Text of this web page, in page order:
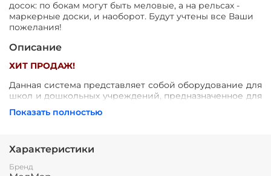
досок: по бокам могут быть меловые, а на рельсах -
маркерные доски, и наоборот. Будут учтены все Ваши
пожелания!
Описание
ХИТ ПРОДАЖ!
Данная система представляет собой оборудование для
школ и дошкольных учреждений, предназначенное для
экономии ученического пространства и удобства
преподавателей.
писания мелом, либо маркером), две из которых
закрывая интерактивную доску, встроенную в центр
Показать полностью
Характеристики
Бренд